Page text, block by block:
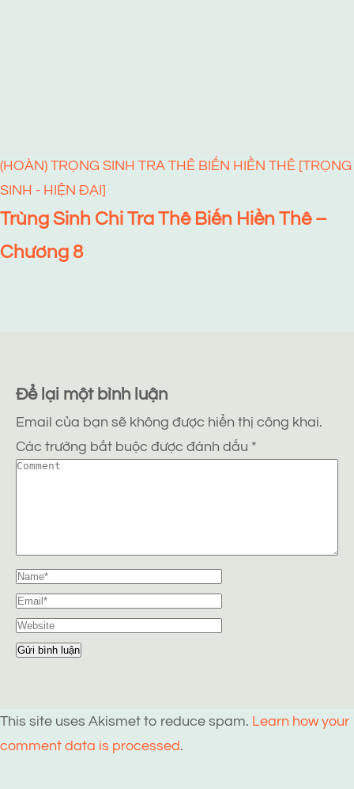
(HOÀN) TRỌNG SINH TRA THÊ BIẾN HIỀN THÊ [TRỌNG
SINH - HIỆN ĐẠI]
Trùng Sinh Chi Tra Thê Biến Hiền Thê –
Chương 8
Để lại một bình luận
Email của bạn sẽ không được hiển thị công khai.
Các trường bắt buộc được đánh dấu *
This site uses Akismet to reduce spam. Learn how your
comment data is processed.